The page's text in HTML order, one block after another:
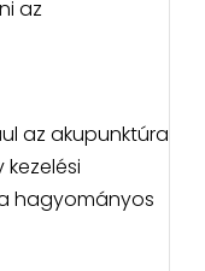
az
az akupunktúra
hagyományos